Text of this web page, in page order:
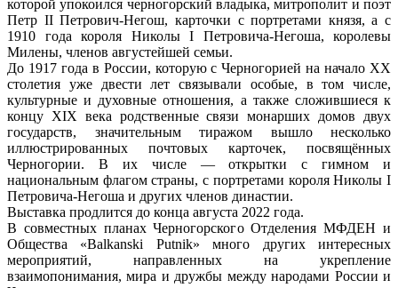
которой упокоился черногорский владыка, митрополит и поэт
Петр II Петрович-Негош, карточки с портретами князя, а с
1910 года короля Николы I Петровича-Негоша, королевы
Милены, членов августейшей семьи.
До 1917 года в России, которую с Черногорией на начало XX
столетия уже двести лет связывали особые, в том числе,
культурные и духовные отношения, а также сложившиеся к
концу XIX века родственные связи монарших домов двух
государств, значительным тиражом вышло несколько
иллюстрированных почтовых карточек, посвящённых
Черногории. В их числе — открытки с гимном и
национальным флагом страны, с портретами короля Николы I
Петровича-Негоша и других членов династии.
Выставка продлится до конца августа 2022 года.
В совместных планах Черногорского Отделения МФДЕН и
Общества «Balkanski Putnik» много других интересных
мероприятий, направленных на укрепление
взаимопонимания, мира и дружбы между народами России и